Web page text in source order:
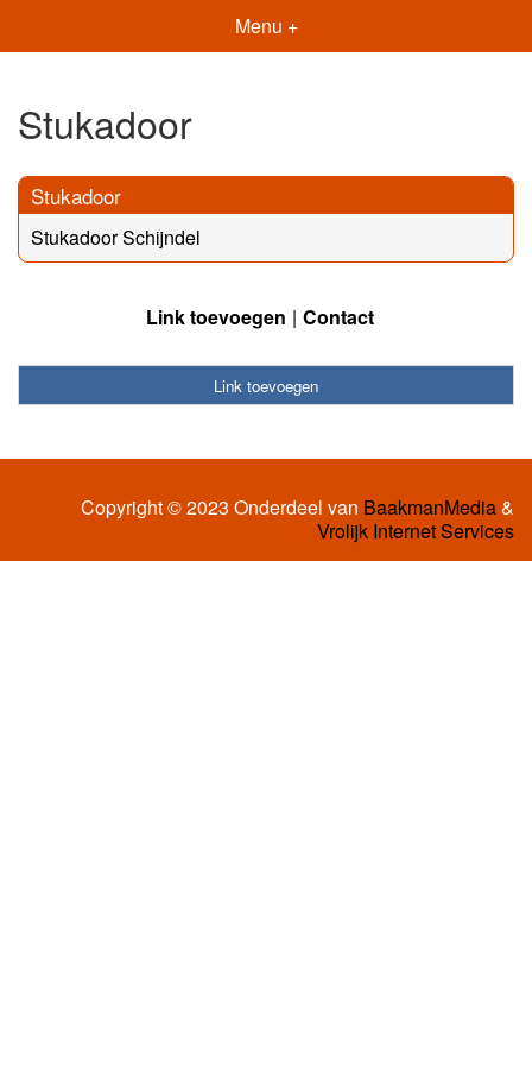
Menu +
Stukadoor
Stukadoor
Stukadoor Schijndel
Link toevoegen Contact
Link toevoegen
Copyright © 2023 Onderdeel van BaakmanMedia&
Vrolijk Internet Services